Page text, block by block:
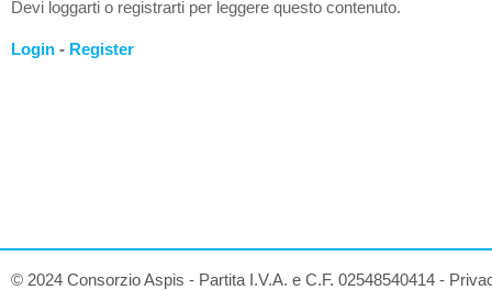
Devi loggarti o registrarti per leggere questo contenuto.
Login - Register
© 2024 Consorzio Aspis - Partita I.V.A. e C.F. 02548540414 -